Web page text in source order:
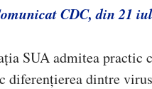
CDC, din 21
SUA admitea practic
diferențierea dintre